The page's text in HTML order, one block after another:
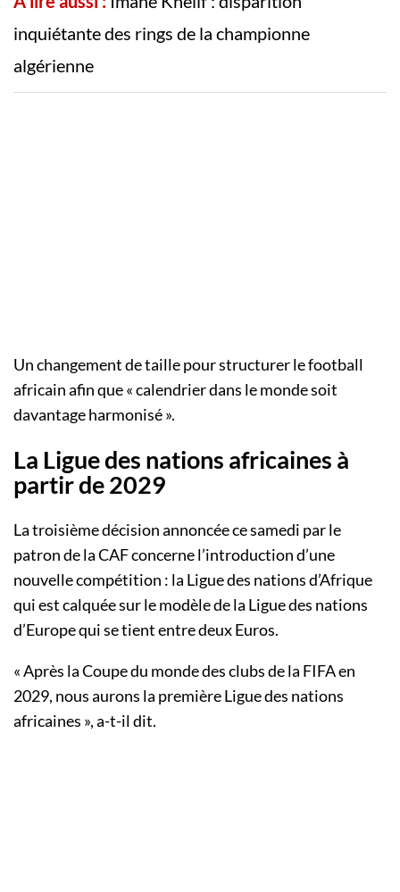
inquiétante des rings de la championne
algérienne
Un changement de taille pour structurer le football
africain afin que « calendrier dans le monde soit
davantage harmonisé ».
La Ligue des nations africaines à
partir de 2029
La troisième décision annoncée ce samedi par le
patron de la CAF concerne l’introduction d’une
nouvelle compétition : la Ligue des nations d’Afrique
qui est calquée sur le modèle de la Ligue des nations
d’Europe qui se tient entre deux Euros.
« Après la Coupe du monde des clubs de la FIFA en
2029, nous aurons la première Ligue des nations
africaines », a-t-il dit.